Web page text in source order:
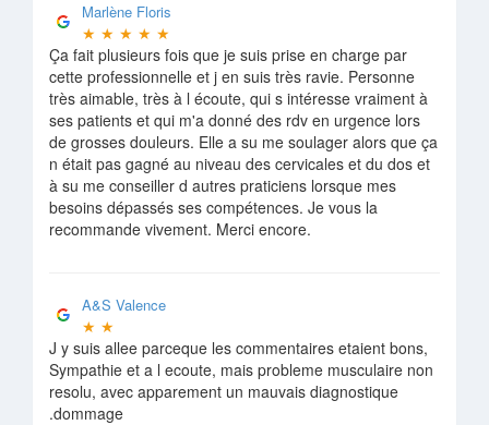
Marlène Floris
★ ★ ★ ★ ★
Ça fait plusieurs fois que je suis prise en charge par
cette professionnelle et j en suis très ravie. Personne
très aimable, très à l écoute, qui s intéresse vraiment à
ses patients et qui m'a donné des rdv en urgence lors
de grosses douleurs. Elle a su me soulager alors que ça
n était pas gagné au niveau des cervicales et du dos et
à su me conseiller d autres praticiens lorsque mes
besoins dépassés ses compétences. Je vous la
recommande vivement. Merci encore.
A&S Valence
★ ★
J y suis allee parceque les commentaires etaient bons,
Sympathie et a l ecoute, mais probleme musculaire non
resolu, avec apparement un mauvais diagnostique
.dommage